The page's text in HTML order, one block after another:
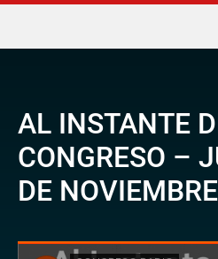
AL INSTANTE
CONGRESO –
DE